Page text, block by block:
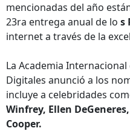
mencionadas del año
23ra entrega anual de lo s
internet a través de la
La Academia Internacional
Digitales anunció a los
incluye a celebridades
Winfrey, Ellen
Cooper.